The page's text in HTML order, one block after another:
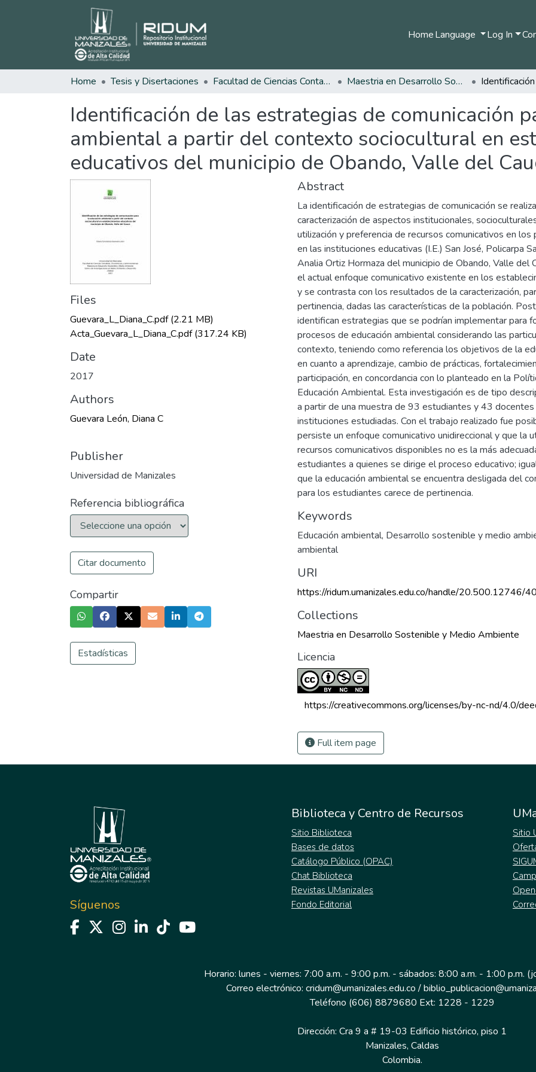
HomeLanguage Log In
Home Tesis y Disertaciones Facultad de Ciencias Contables Económicas y Administrativas Maestria en Desarrollo Sostenible y Medio Ambiente
Identificación de las estrategias de comunicación
ambiental a partir del contexto sociocultural en
educativos del municipio de Obando, Valle del
Files
Guevara_L_Diana_C.pdf(2.21 MB)
Acta_Guevara_L_Diana_C.pdf(317.24 KB)
Date
2017
Authors
Guevara León, Diana C
Publisher
Universidad de Manizales
Referencia bibliográfica
Citar documento
Compartir
Estadísticas
Abstract
La identificación de estrategias de comunicación se
caracterización de aspectos institucionales,
utilización y preferencia de recursos comunicativos en
en las instituciones educativas (I.E.) San José, Policarpa
Analia Ortiz Hormaza del municipio de Obando, Valle del
el actual enfoque comunicativo existente en los
y se contrasta con los resultados de la caracterización,
pertinencia, dadas las características de la población.
identifican estrategias que se podrían implementar para
procesos de educación ambiental considerando las
contexto, teniendo como referencia los objetivos de la
en cuanto a aprendizaje, cambio de prácticas,
participación, en concordancia con lo planteado en la
Educación Ambiental. Esta investigación es de tipo
a partir de una muestra de 93 estudiantes y 43
instituciones estudiadas. Con el trabajo realizado fue
persiste un enfoque comunicativo unidireccional y que la
recursos comunicativos disponibles no es la más
estudiantes a quienes se dirige el proceso educativo;
que la educación ambiental se encuentra desligada del
para los estudiantes carece de pertinencia.
Keywords
Educación ambiental, Desarrollo sostenible y medio
ambiental
URI
https://ridum.umanizales.edu.co/handle/20.500.12746/
Collections
Maestria en Desarrollo Sostenible y Medio Ambiente
Licencia
https://creativecommons.org/licenses/by-nc-nd/4.0/
Full item page
Síguenos
Biblioteca y Centro de Recursos
Sitio Biblioteca
Bases de datos
Catálogo Público (OPAC)
Chat Biblioteca
Revistas UManizales
Fondo Editorial
Sitio
Horario: lunes - viernes: 7:00 a.m. - 9:00 p.m. - sábados: 8:00 a.m. - 1:00 p.m.
Correo electrónico: cridum@umanizales.edu.co /
Teléfono (606) 8879680 Ext: 1228 - 1229
Dirección: Cra 9 a # 19-03 Edificio histórico, piso 1
Manizales, Caldas
Colombia.